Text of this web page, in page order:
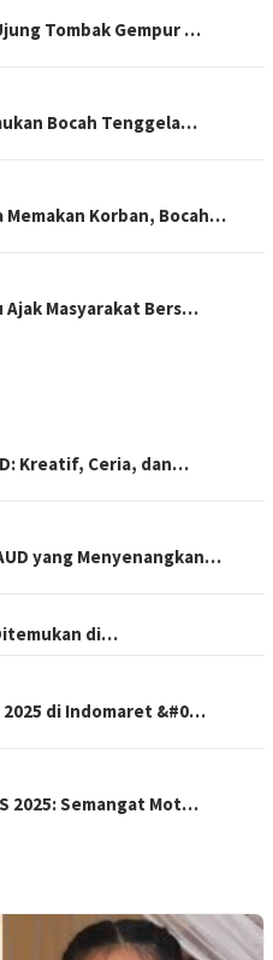
Tombak Gempur …
Bocah Tenggela…
Memakan Korban, Bocah…
Ajak Masyarakat Bers…
Kreatif, Ceria, dan…
yang Menyenangkan…
di…
2025 di Indomaret &#0…
2025: Semangat Mot…